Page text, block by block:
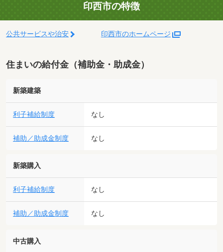
印西市の特徴
公共サービスや治安 印西市のホームページ
住まいの給付金（補助金・助成金）
新築建築
利子補給制度 なし
補助／助成金制度 なし
新築購入
利子補給制度 なし
補助／助成金制度 なし
中古購入